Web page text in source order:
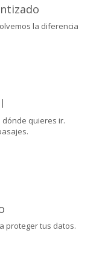
la diferencia
dónde quieres ir.
proteger tus datos.